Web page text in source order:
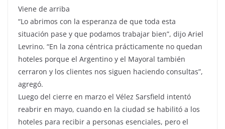
Viene de arriba
“Lo abrimos con la esperanza de que toda esta
situación pase y que podamos trabajar bien”, dijo Ariel
Levrino. “En la zona céntrica prácticamente no quedan
hoteles porque el Argentino y el Mayoral también
cerraron y los clientes nos siguen haciendo consultas”,
agregó.
Luego del cierre en marzo el Vélez Sarsfield intentó
reabrir en mayo, cuando en la ciudad se habilitó a los
hoteles para recibir a personas esenciales, pero el